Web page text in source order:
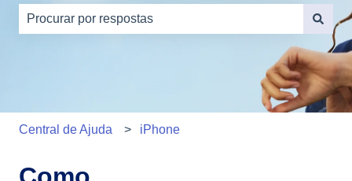
Não há sugestões porque o campo de pesquisa está
Central de Ajuda iPhone